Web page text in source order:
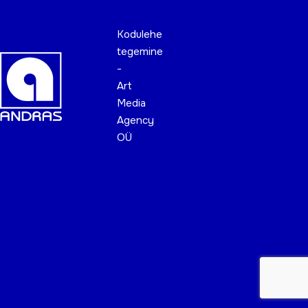
Kodulehe
tegemine
-
Art
Media
Agency
OÜ